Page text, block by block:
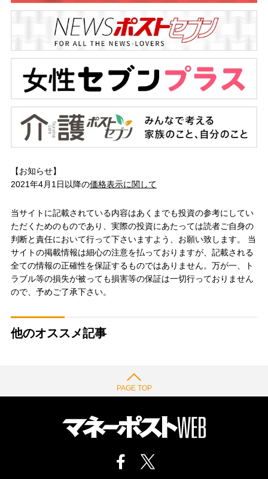
【お知らせ】
2021年4月1日以降の価格表示に関して
当サイトに記載されている内容はあくまでも投資の参考にしてい
ただくためのものであり、実際の投資にあたっては読者ご自身の
判断と責任において行って下さいますよう、お願い致します。 当
サイトの掲載情報は細心の注意を払っておりますが、記載される
全ての情報の正確性を保証するものではありません。万が一、ト
ラブル等の損失が被っても損害等の保証は一切行っておりません
ので、予めご了承下さい。
他のオススメ記事
PAGE TOP